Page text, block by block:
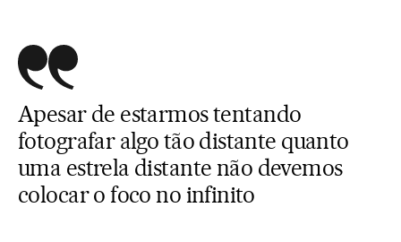
Apesar de estarmos tentando
fotografar algo tão distante quanto
uma estrela distante não devemos
colocar o foco no infinito